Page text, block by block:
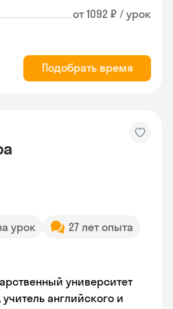
от 1092 ₽ / урок
Подобрать время
урок
27 лет опыта
университет
английского и